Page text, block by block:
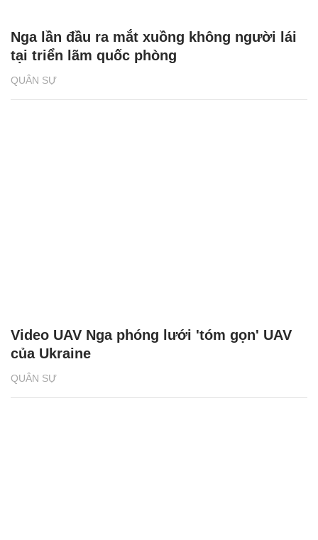
QUÂN SỰ
Nga lần đầu ra mắt xuồng không người lái
tại triển lãm quốc phòng
QUÂN SỰ
Video UAV Nga phóng lưới 'tóm gọn' UAV
của Ukraine